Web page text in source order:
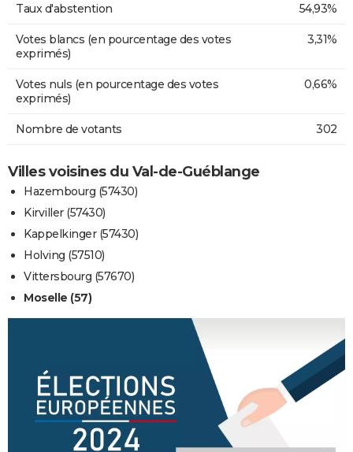
Taux d'abstention 54,93%
Votes blancs (en pourcentage des votes
exprimés)
3,31%
Votes nuls (en pourcentage des votes
exprimés)
0,66%
Nombre de votants 302
Villes voisines du Val-de-Guéblange
Hazembourg (57430)
Kirviller (57430)
Kappelkinger (57430)
Holving (57510)
Vittersbourg (57670)
Moselle (57)